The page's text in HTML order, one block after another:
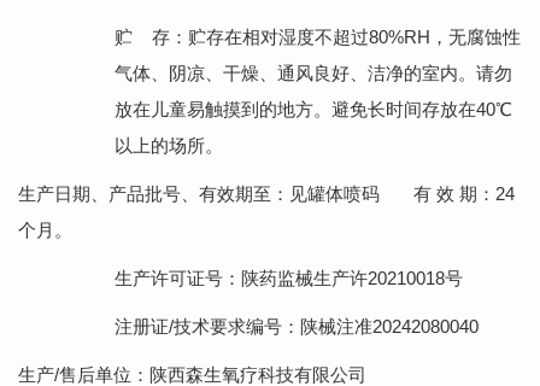
贮 存：贮存在相对湿度不超过80%RH，无腐蚀性
气体、阴凉、干燥、通风良好、洁净的室内。请勿
放在儿童易触摸到的地方。避免长时间存放在40℃
以上的场所。
生产日期、产品批号、有效期至：见罐体喷码 有 效 期： 24
个月。
生产许可证号：陕药监械生产许20210018号
注册证/技术要求编号：陕械注准20242080040
生产/售后单位：陕西森生氧疗科技有限公司